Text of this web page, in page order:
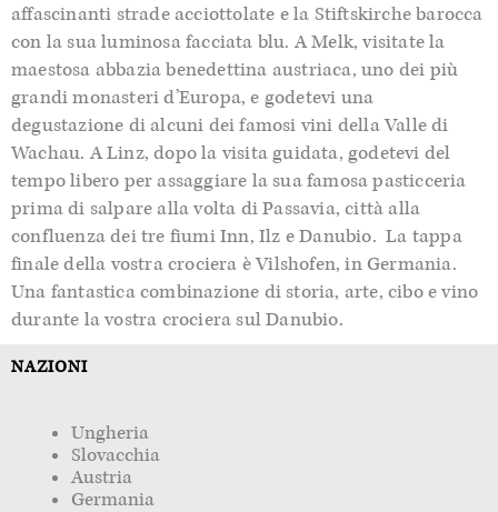
affascinanti strade acciottolate e la Stiftskirchebarocca
con la sua luminosa facciata blu. A Melk, visitate la
maestosa abbazia benedettina austriaca, uno dei più
grandi monasteri d’Europa, e godetevi una
degustazione di alcuni dei famosi vini della Valle di
Wachau. A Linz,dopo la visita guidata,godetevi del
tempo libero per assaggiare la sua famosa pasticceria
prima di salpare alla volta diPassavia, città alla
confluenza dei tre fiumi Inn, Ilz e Danubio. La tappa
finale della vostra crociera è Vilshofen, in Germania.
Una fantastica combinazione di storia, arte, cibo e vino
durante la vostra crociera sul Danubio.
NAZIONI
Ungheria
Slovacchia
Austria
Germania